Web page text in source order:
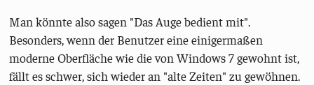
Man könnte also sagen "Das Auge bedient mit".
Besonders, wenn der Benutzer eine einigermaßen
moderne Oberfläche wie die von Windows 7 gewohnt ist,
fällt es schwer, sich wieder an "alte Zeiten" zu gewöhnen.